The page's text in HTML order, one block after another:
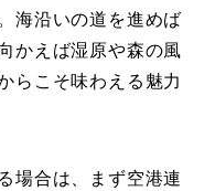
海沿いの道を進めば
かえば湿原や森の風
らこそ味わえる魅力
場合は、まず空港連